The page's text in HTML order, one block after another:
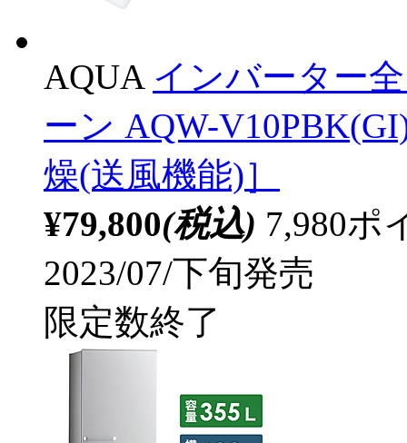
AQUA インバーター
ーン AQW-
燥(送風機能)］
¥79,800(税込) 7,980ポ
2023/07/下旬発売
限定数終了